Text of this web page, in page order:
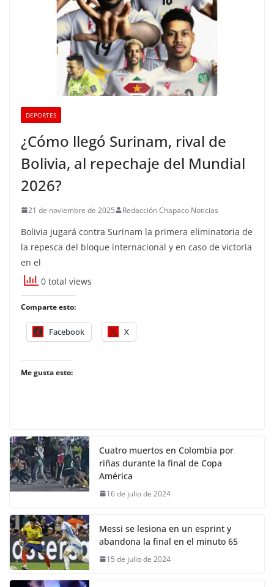
DEPORTES
¿Cómo llegó Surinam, rival de
Bolivia, al repechaje del Mundial
2026?
21 de noviembre de 2025 Redacción Chapaco Noticias
Bolivia jugará contra Surinam la primera eliminatoria de
la repesca del bloque internacional y en caso de victoria
en el
0 total views
Comparte esto:
Facebook X
Me gusta esto:
Cuatro muertos en Colombia por
riñas durante la final de Copa
América
16 de julio de 2024
Messi se lesiona en un esprint y
abandona la final en el minuto 65
15 de julio de 2024